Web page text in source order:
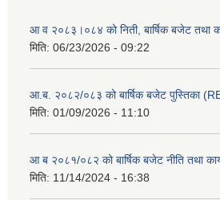
आ व २०८३।०८४ को निती, बार्षिक बजेट तथा
मिति: 06/23/2026 - 09:22
आ.ब. २०८२/०८३ को बार्षिक बजेट पुस्तिका
मिति: 01/09/2026 - 11:10
आ ब २०८१/०८२ को बार्षिक बजेट नीति तथा
मिति: 11/14/2024 - 16:38